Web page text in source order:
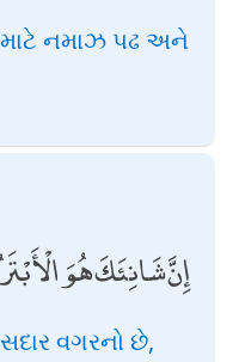
માટે નમાઝ પઢ અને
إِنَّ شَانِئَكَ هُوَ
વગરનો છે,